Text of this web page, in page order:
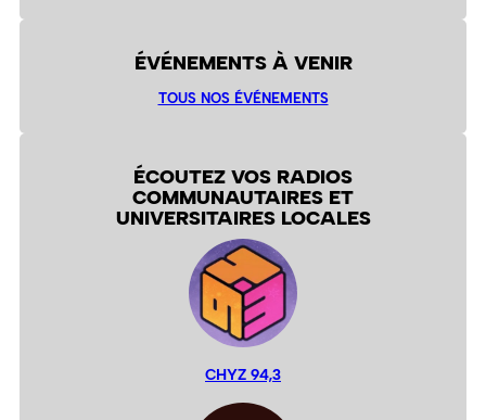
ÉVÉNEMENTS À VENIR
TOUS NOS ÉVÉNEMENTS
ÉCOUTEZ VOS RADIOS
COMMUNAUTAIRES ET
UNIVERSITAIRES LOCALES
CHYZ 94,3